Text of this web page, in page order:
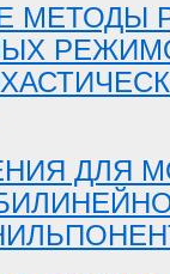
МЕТОДЫ
ДЛЯ